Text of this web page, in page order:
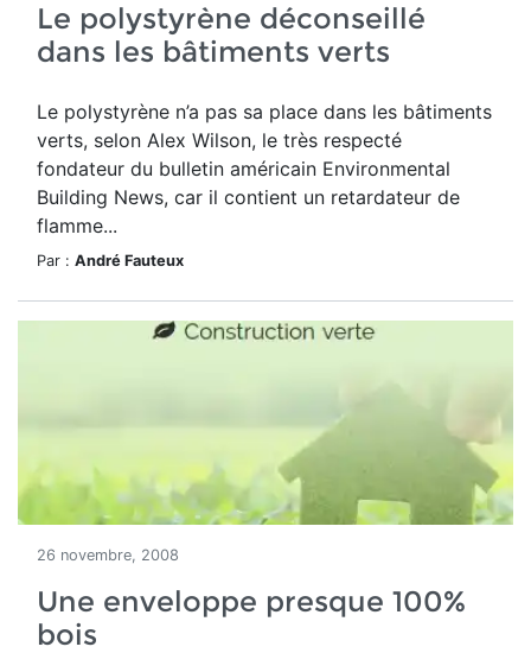
Le polystyrène déconseillé
dans les bâtiments verts
Le polystyrène n’a pas sa place dans les bâtiments
verts, selon Alex Wilson, le très respecté
fondateur du bulletin américain Environmental
Building News, car il contient un retardateur de
flamme...
Par : André Fauteux
26 novembre, 2008
Une enveloppe presque 100%
bois